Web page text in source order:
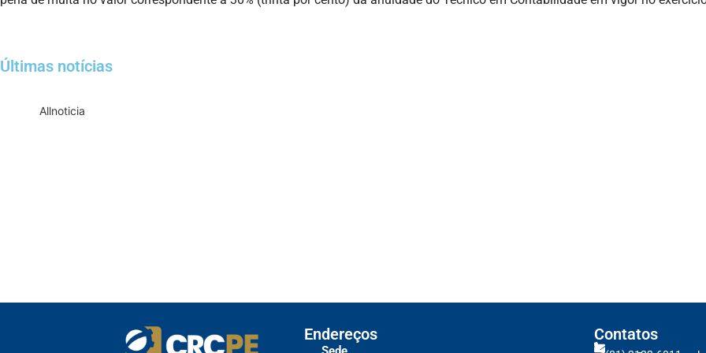
Últimas notícias
Allnoticia
Endereços Contatos